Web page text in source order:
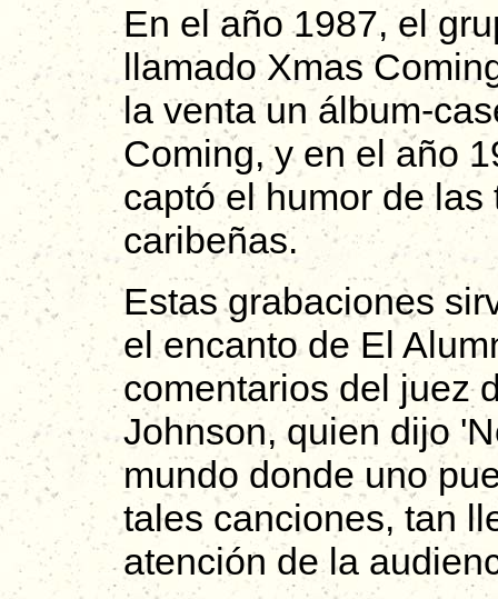
En el año 1987, el
llamado Xmas
la venta un álbum-
Coming, y en el año
captó el humor de
caribeñas.
Estas grabaciones
el encanto de El
comentarios del juez
Johnson, quien dijo
mundo donde uno
tales canciones, tan
atención de la